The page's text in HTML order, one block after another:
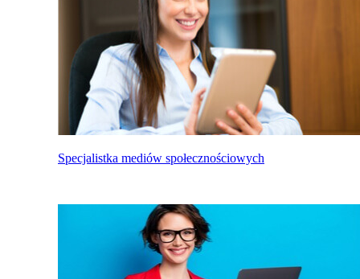
Specjalistka mediów społecznościowych